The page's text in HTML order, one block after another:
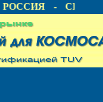
РОССИЯ - СНГ -